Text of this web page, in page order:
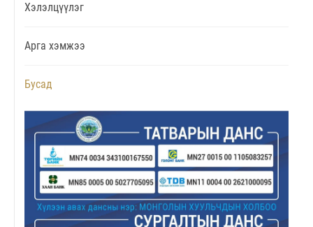
Хэлэлцүүлэг
Арга хэмжээ
Бусад